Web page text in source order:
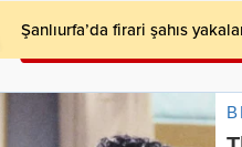
Şanlıurfa’da firari şahıs